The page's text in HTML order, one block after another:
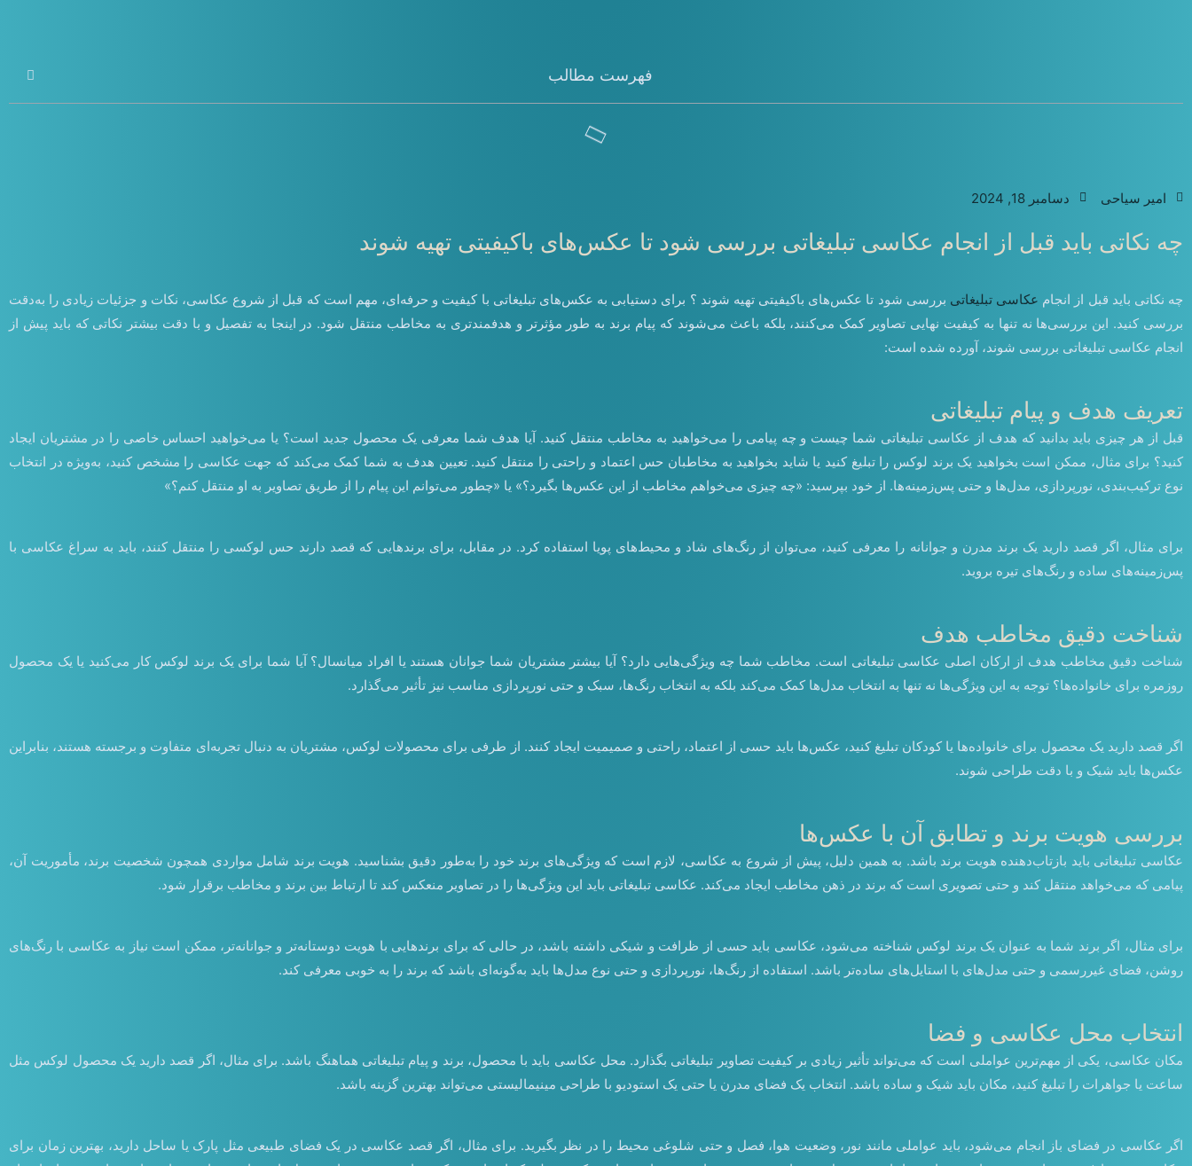
فهرست مطالب
امیر سیاحی دسامبر 18, 2024
چه نکاتی باید قبل از انجام عکاسی تبلیغاتی بررسی شود تا عکس‌های باکیفیتی تهیه شوند
چه نکاتی باید قبل از انجام عکاسی تبلیغاتی بررسی شود تا عکس‌های باکیفیتی تهیه شوند ؟ برای دستیابی به عکس‌های تبلیغاتی با کیفیت و حرفه‌ای، مهم است که قبل از شروع عکاسی، نکات و جزئیات زیادی را به‌دقت
بررسی کنید. این بررسی‌ها نه تنها به کیفیت نهایی تصاویر کمک می‌کنند، بلکه باعث می‌شوند که پیام برند به طور مؤثرتر و هدفمندتری به مخاطب منتقل شود. در اینجا به تفصیل و با دقت بیشتر نکاتی که باید پیش از
انجام عکاسی تبلیغاتی بررسی شوند، آورده شده است:
تعریف هدف و پیام تبلیغاتی
قبل از هر چیزی باید بدانید که هدف از عکاسی تبلیغاتی شما چیست و چه پیامی را می‌خواهید به مخاطب منتقل کنید. آیا هدف شما معرفی یک محصول جدید است؟ یا می‌خواهید احساس خاصی را در مشتریان ایجاد
کنید؟ برای مثال، ممکن است بخواهید یک برند لوکس را تبلیغ کنید یا شاید بخواهید به مخاطبان حس اعتماد و راحتی را منتقل کنید. تعیین هدف به شما کمک می‌کند که جهت عکاسی را مشخص کنید، به‌ویژه در انتخاب
نوع ترکیب‌بندی، نورپردازی، مدل‌ها و حتی پس‌زمینه‌ها. از خود بپرسید: «چه چیزی می‌خواهم مخاطب از این عکس‌ها بگیرد؟» یا «چطور می‌توانم این پیام را از طریق تصاویر به او منتقل کنم؟»
برای مثال، اگر قصد دارید یک برند مدرن و جوانانه را معرفی کنید، می‌توان از رنگ‌های شاد و محیط‌های پویا استفاده کرد. در مقابل، برای برندهایی که قصد دارند حس لوکسی را منتقل کنند، باید به سراغ عکاسی با
پس‌زمینه‌های ساده و رنگ‌های تیره بروید.
شناخت دقیق مخاطب هدف
شناخت دقیق مخاطب هدف از ارکان اصلی عکاسی تبلیغاتی است. مخاطب شما چه ویژگی‌هایی دارد؟ آیا بیشتر مشتریان شما جوانان هستند یا افراد میانسال؟ آیا شما برای یک برند لوکس کار می‌کنید یا یک محصول
روزمره برای خانواده‌ها؟ توجه به این ویژگی‌ها نه تنها به انتخاب مدل‌ها کمک می‌کند بلکه به انتخاب رنگ‌ها، سبک و حتی نورپردازی مناسب نیز تأثیر می‌گذارد.
اگر قصد دارید یک محصول برای خانواده‌ها یا کودکان تبلیغ کنید، عکس‌ها باید حسی از اعتماد، راحتی و صمیمیت ایجاد کنند. از طرفی برای محصولات لوکس، مشتریان به دنبال تجربه‌ای متفاوت و برجسته هستند، بنابراین
عکس‌ها باید شیک و با دقت طراحی شوند.
بررسی هویت برند و تطابق آن با عکس‌ها
عکاسی تبلیغاتی باید بازتاب‌دهنده هویت برند باشد. به همین دلیل، پیش از شروع به عکاسی، لازم است که ویژگی‌های برند خود را به‌طور دقیق بشناسید. هویت برند شامل مواردی همچون شخصیت برند، مأموریت آن،
پیامی که می‌خواهد منتقل کند و حتی تصویری است که برند در ذهن مخاطب ایجاد می‌کند. عکاسی تبلیغاتی باید این ویژگی‌ها را در تصاویر منعکس کند تا ارتباط بین برند و مخاطب برقرار شود.
برای مثال، اگر برند شما به عنوان یک برند لوکس شناخته می‌شود، عکاسی باید حسی از ظرافت و شیکی داشته باشد، در حالی که برای برندهایی با هویت دوستانه‌تر و جوانانه‌تر، ممکن است نیاز به عکاسی با رنگ‌های
روشن، فضای غیررسمی و حتی مدل‌های با استایل‌های ساده‌تر باشد. استفاده از رنگ‌ها، نورپردازی و حتی نوع مدل‌ها باید به‌گونه‌ای باشد که برند را به خوبی معرفی کند.
انتخاب محل عکاسی و فضا
مکان عکاسی، یکی از مهم‌ترین عواملی است که می‌تواند تأثیر زیادی بر کیفیت تصاویر تبلیغاتی بگذارد. محل عکاسی باید با محصول، برند و پیام تبلیغاتی هماهنگ باشد. برای مثال، اگر قصد دارید یک محصول لوکس مثل
ساعت یا جواهرات را تبلیغ کنید، مکان باید شیک و ساده باشد. انتخاب یک فضای مدرن یا حتی یک استودیو با طراحی مینیمالیستی می‌تواند بهترین گزینه باشد.
اگر عکاسی در فضای باز انجام می‌شود، باید عواملی مانند نور، وضعیت هوا، فصل و حتی شلوغی محیط را در نظر بگیرید. برای مثال، اگر قصد عکاسی در یک فضای طبیعی مثل پارک یا ساحل دارید، بهترین زمان برای